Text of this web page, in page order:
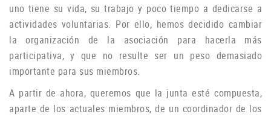
uno tiene su vida, su trabajo y poco tiempo a dedicarse a
actividades voluntarias. Por ello, hemos decidido cambiar
la organización de la asociación para hacerla más
participativa, y que no resulte ser un peso demasiado
importante para sus miembros.
A partir de ahora, queremos que la junta esté compuesta,
aparte de los actuales miembros, de un coordinador de los